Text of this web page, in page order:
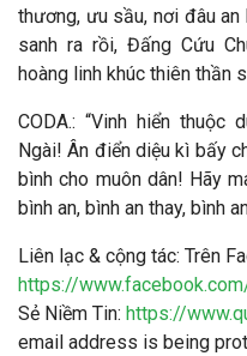
thương, ưu sầu, nơi đâu an
sanh ra rồi, Đấng Cứu
hoàng linh khúc thiên thần
CODA.: “Vinh hiển thuộc
Ngài! Ân điển diệu kì bấy
bình cho muôn dân! Hãy
bình an, bình an thay, bình
Liên lạc & cộng tác: Trên
https://
Sẻ Niềm Tin: https://
email address is being